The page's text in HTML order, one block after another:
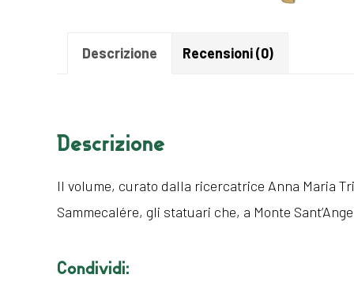
Descrizione Recensioni (0)
Descrizione
Il volume, curato dalla ricercatrice Anna Maria
Sammecalére, gli statuari che, a Monte
Condividi: